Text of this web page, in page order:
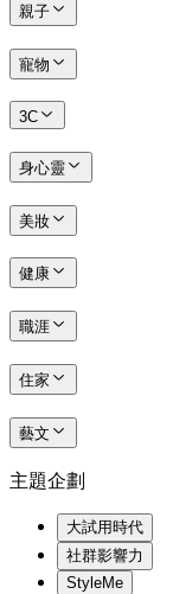
親子
寵物
3C
身心靈
美妝
健康
職涯
住家
藝文
主題企劃
大試用時代
社群影響力
StyleMe